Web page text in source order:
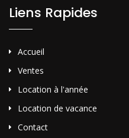
Liens Rapides
Accueil
Ventes
Location à l'année
Location de vacance
Contact